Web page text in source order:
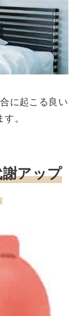
に起こる良い
。
アップ